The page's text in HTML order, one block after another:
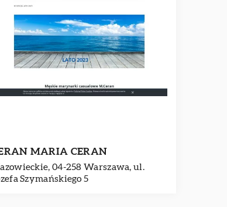
MARIA CERAN
04-258 Warszawa, ul.
Szymańskiego 5